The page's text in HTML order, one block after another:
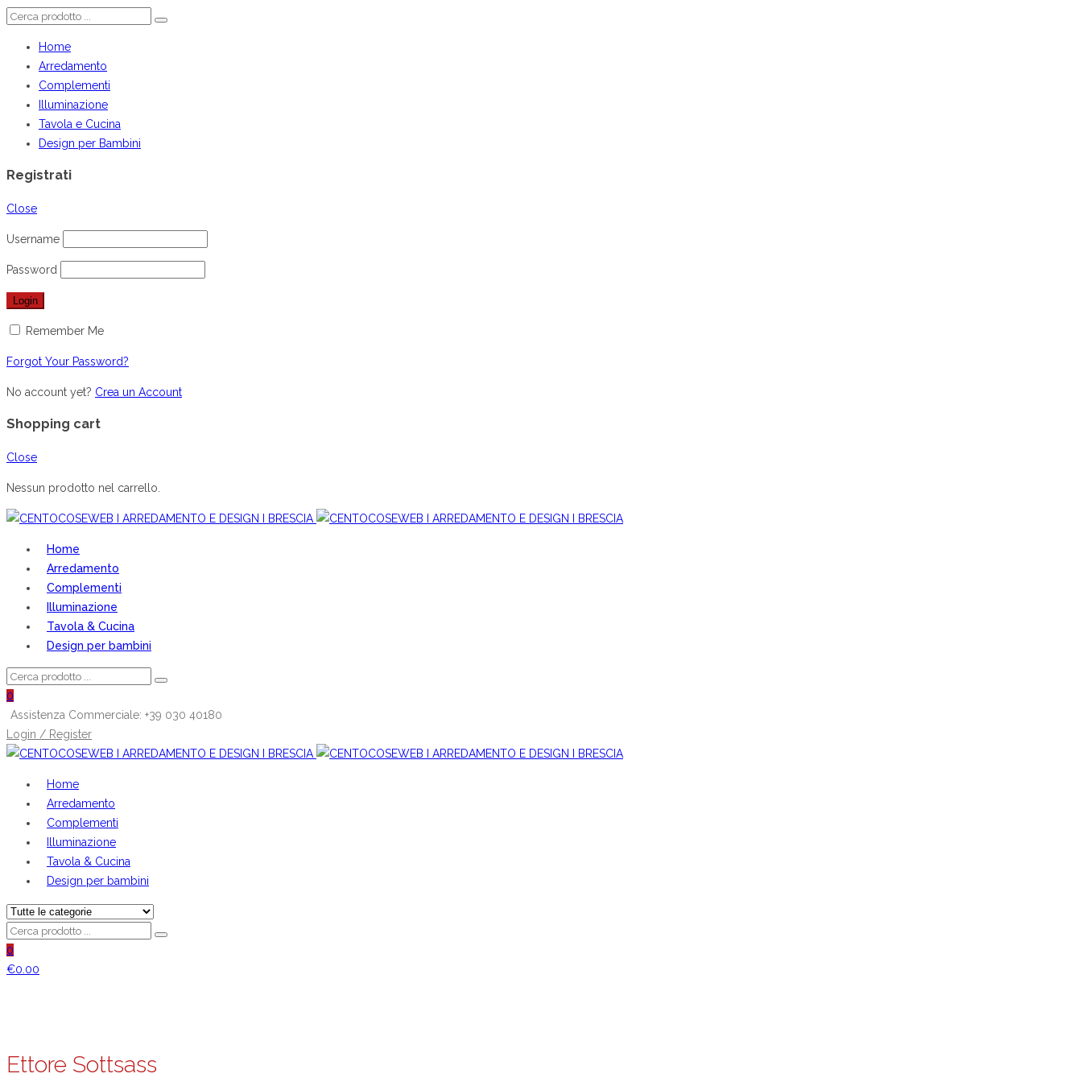
Home
Arredamento
Complementi
Illuminazione
Tavola e Cucina
Design per Bambini
Registrati
Close
Username
Password
Remember Me
Forgot Your Password?
No account yet? Crea un Account
Shopping cart
Close
Nessun prodotto nel carrello.
Home
Arredamento
Complementi
Illuminazione
Tavola & Cucina
Design per bambini
0
Assistenza Commerciale: +39 030 40180
Login / Register
Home
Arredamento
Complementi
Illuminazione
Tavola & Cucina
Design per bambini
0
€0.00
Ettore Sottsass